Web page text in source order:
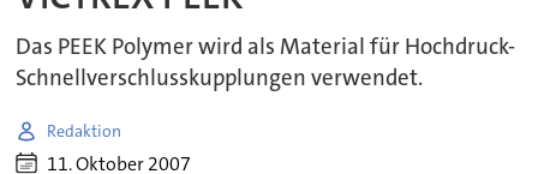
Das PEEK Polymer wird als Material für Hochdruck-
Schnellverschlusskupplungen verwendet.
Redaktion
11. Oktober 2007